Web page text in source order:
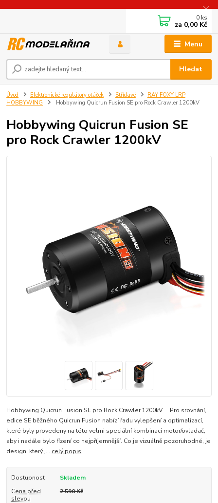
Menu
Hledat
0 ks
za 0,00 Kč
Úvod Elektronické regulátory otáček Střídavé
RAY FOXY LRP
HOBBYWING
Hobbywing Quicrun Fusion SE pro Rock Crawler 1200kV
Hobbywing Quicrun Fusion SE
pro Rock Crawler 1200kV
Hobbywing Quicrun Fusion SE pro Rock Crawler 1200kV Pro srovnání,
edice SE běžného Quicrun Fusion nabízí řadu vylepšení a optimalizací,
které byly provedeny na této velmi speciální kombinaci motor/ovladač,
aby i nadále bylo řízení co nejpříjemnější. Co je vizuálně pozoruhodné, je
design, který j... celý popis
Dostupnost
Skladem
Cena před
slevou
2 590 Kč